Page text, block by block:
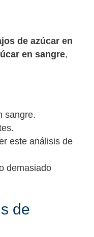
de azúcar en
en sangre,
sangre.
este análisis de
demasiado
de